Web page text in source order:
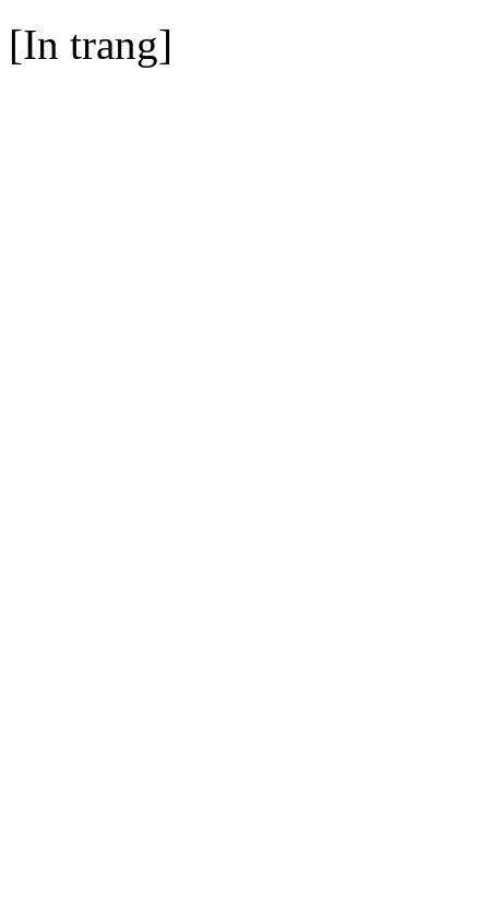
[In trang]